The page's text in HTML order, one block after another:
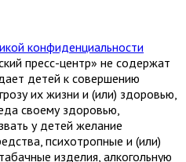
конфиденциальности
пресс-центр» не содержат
детей к совершению
их жизни и (или) здоровью,
своему здоровью,
у детей желание
психотропные и (или)
изделия, алкогольную